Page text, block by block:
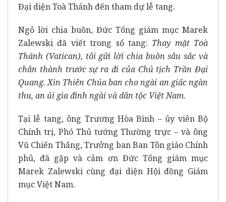
Đại diện Toà Thánh đến tham dự lễ tang.
Ngỏ lời chia buồn, Đức Tổng giám mục Marek
Zalewski đã viết trong sổ tang: Thay mặt Toà
Thánh (Vatican), tôi gửi lời chia buồn sâu sắc và
chân thành trước sự ra đi của Chủ tịch Trần Đại
Quang. Xin Thiên Chúa ban cho ngài an giấc ngàn
thu, an ủi gia đình ngài và dân tộc Việt Nam.
Tại lễ tang, ông Trương Hòa Bình – ủy viên Bộ
Chính trị, Phó Thủ tướng Thường trực – và ông
Vũ Chiến Thắng, Trưởng ban Ban Tôn giáo Chính
phủ, đã gặp và cảm ơn Đức Tổng giám mục
Marek Zalewski cùng đại diện Hội đồng Giám
mục Việt Nam.